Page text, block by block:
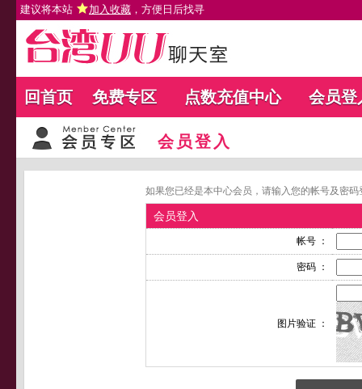
建议将本站 加入收藏 ，方便日后找寻
回首页 免费专区 点数充值中心 会员登
会员登入
如果您已经是本中心会员，请输入您的帐号及密
会员登入
帐号 ：
密码 ：
图片验证 ：